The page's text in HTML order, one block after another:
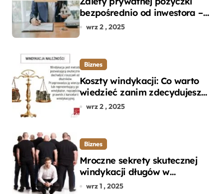
bezpośrednio od inwestora –
dlaczego warto?
wrz 2 , 2025
Biznes
Koszty windykacji: Co warto
wiedzieć zanim zdecydujesz
się na odzyskanie długu?
wrz 2 , 2025
Biznes
Mroczne sekrety skutecznej
windykacji długów w
departamencie windykacji
wrz 1 , 2025